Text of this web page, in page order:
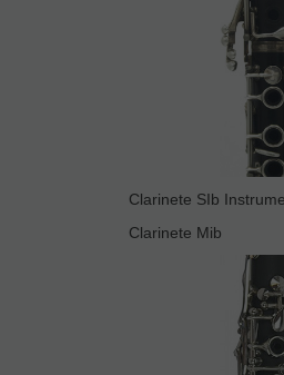
Clarinete SIb
Clarinete Mib